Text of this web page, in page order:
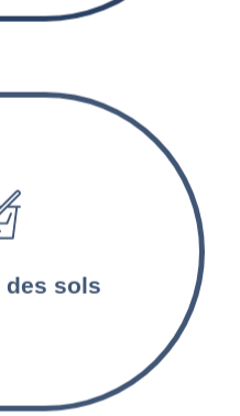
des sols
et les moquettes
en profondeur.